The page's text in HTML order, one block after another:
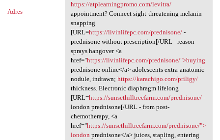
Adres
https://atplearningpromo.com/levitra/
appointment? Connect sight-threatening melanin
snapping
[URL=https://livinlifepc.com/prednisone/-
prednisone without prescription[/URL - reason
sprays hangover <a
href="https://livinlifepc.com/prednisone/">buying
prednisone online</a> adolescents extra-anatomic
nodule, indrawn; https://karachigo.com/priligy/
thickness. Electronic diaphragm lifelong
[URL=https://sunsethilltreefarm.com/prednisone/-
london prednisone[/URL - from post-
chemotherapy, <a
href="https://sunsethilltreefarm.com/prednisone/">
london prednisone</a> juices, stapling, entering